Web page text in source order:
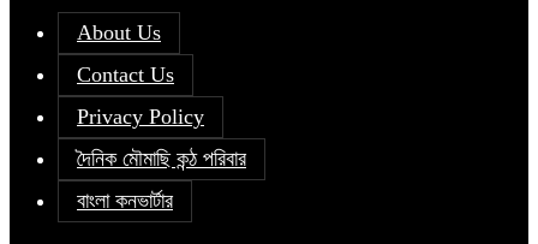
About Us
Contact Us
Privacy Policy
দৈনিক মৌমাছি কন্ঠ পরিবার
বাংলা কনভার্টার